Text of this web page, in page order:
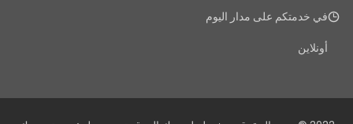
في خدمتكم على مدار اليوم
أونلاين